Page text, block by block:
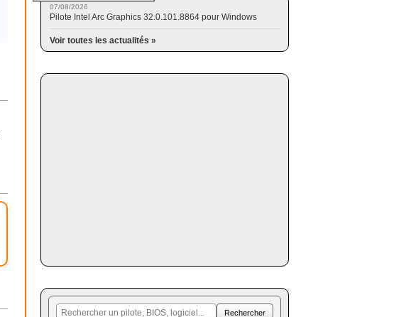
07/08/2026
Pilote Intel Arc Graphics 32.0.101.8864 pour Windows
Voir toutes les actualités »